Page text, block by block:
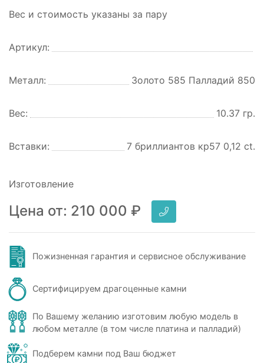
Вес и стоимость указаны за пару
Артикул:
Металл: Золото 585 Палладий 850
Вес: 10.37 гр.
Вставки: 7 бриллиантов кр57 0,12 ct.
Изготовление
Цена от: 210 000 ₽
Пожизненная гарантия и сервисное обслуживание
Сертифицируем драгоценные камни
По Вашему желанию изготовим любую модель в
любом металле (в том числе платина и палладий)
Подберем камни под Ваш бюджет